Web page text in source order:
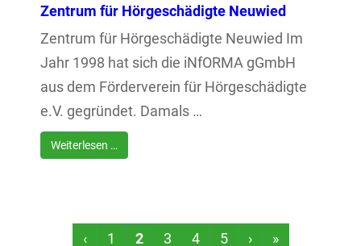
Zentrum für Hörgeschädigte Neuwied
Zentrum für Hörgeschädigte Neuwied Im
Jahr 1998 hat sich die iNfORMA gGmbH
aus dem Förderverein für Hörgeschädigte
e.V. gegründet. Damals …
Weiterlesen …
‹ 1 2 3 4 5 › »